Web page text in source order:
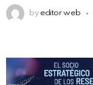
by editor web